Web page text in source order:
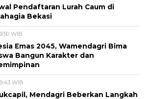
Pendaftaran Lurah Caum di
Bekasi
WIB
Emas 2045, Wamendagri Bima
Bangun Karakter dan
WIB
Mendagri Beberkan Langkah